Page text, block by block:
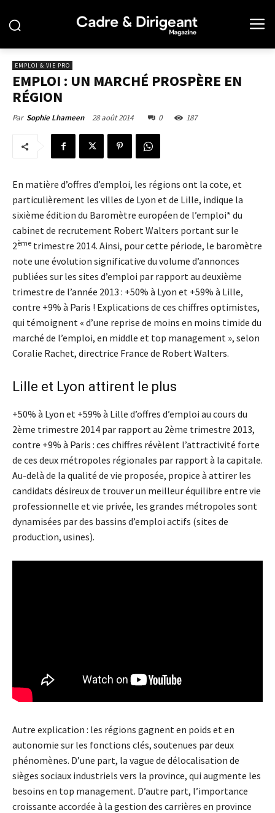
EMPLOI & VIE PRO
EMPLOI : UN MARCHÉ PROSPÈRE EN
RÉGION
Par Sophie Lhameen 28 août 2014 0 187
En matière d’offres d’emploi, les régions ont la cote, et
particulièrement les villes de Lyon et de Lille, indique la
sixième édition du Baromètre européen de l’emploi* du
cabinet de recrutement Robert Walters portant sur le
2ème trimestre 2014. Ainsi, pour cette période, le baromètre
note une évolution significative du volume d’annonces
publiées sur les sites d’emploi par rapport au deuxième
trimestre de l’année 2013 : +50% à Lyon et +59% à Lille,
contre +9% à Paris ! Explications de ces chiffres optimistes,
qui témoignent « d’une reprise de moins en moins timide du
marché de l’emploi, en middle et top management », selon
Coralie Rachet, directrice France de Robert Walters.
Lille et Lyon attirent le plus
+50% à Lyon et +59% à Lille d’offres d’emploi au cours du
2ème trimestre 2014 par rapport au 2ème trimestre 2013,
contre +9% à Paris : ces chiffres révèlent l’attractivité forte
de ces deux métropoles régionales par rapport à la capitale.
Au-delà de la qualité de vie proposée, propice à attirer les
candidats désireux de trouver un meilleur équilibre entre vie
professionnelle et vie privée, les grandes métropoles sont
dynamisées par des bassins d’emploi actifs (sites de
production, usines).
Autre explication : les régions gagnent en poids et en
autonomie sur les fonctions clés, soutenues par deux
phénomènes. D’une part, la vague de délocalisation de
sièges sociaux industriels vers la province, qui augmente les
besoins en top management. D’autre part, l’importance
croissante accordée à la gestion des carrières en province